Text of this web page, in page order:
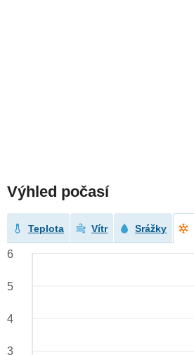
Výhled počasí
Teplota Vítr Srážky
6
5
4
3